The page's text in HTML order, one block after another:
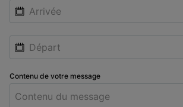
Contenu de votre message